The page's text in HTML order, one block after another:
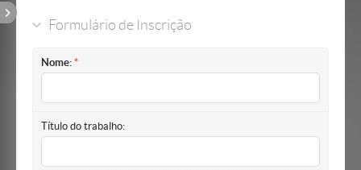
Formulário de Inscrição
Nome:
Título do trabalho: